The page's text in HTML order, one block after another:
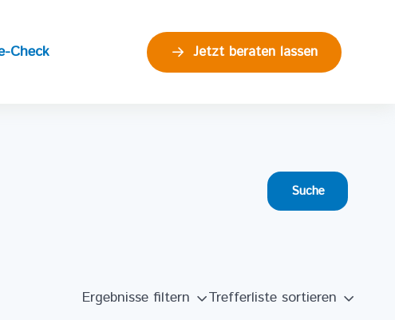
Jetzt beraten lassen
Check
Ergebnisse filtern Trefferliste sortieren